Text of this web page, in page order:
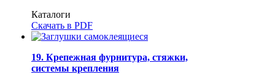
Каталоги
Скачать в PDF
19. Крепежная фурнитура, стяжки,
системы крепления